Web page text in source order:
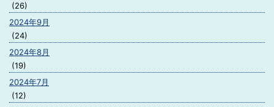
(26)
2024年9月
(24)
2024年8月
(19)
2024年7月
(12)